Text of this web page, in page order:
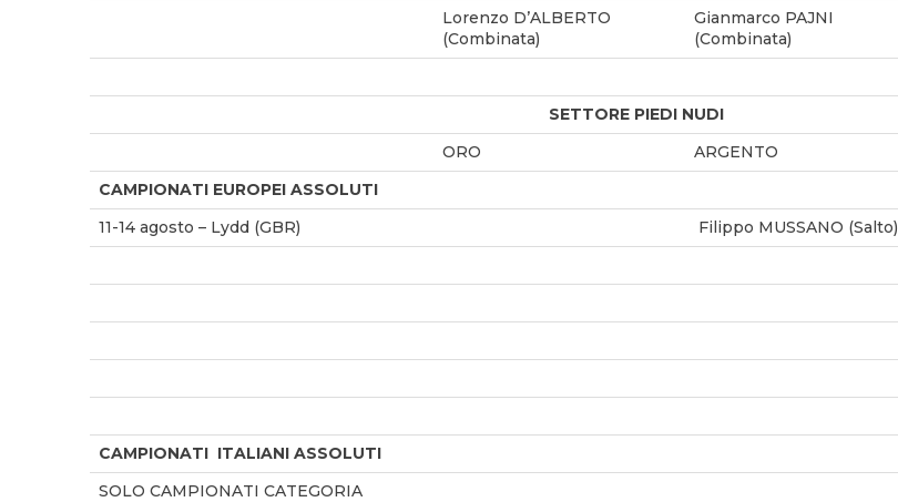
Lorenzo D’ALBERTO
(Combinata)
Gianmarco PAJNI
(Combinata)
SETTORE PIEDI NUDI
ORO
ARGENTO
CAMPIONATI EUROPEI ASSOLUTI
11-14 agosto – Lydd (GBR)
Filippo MUSSANO (Salto)
CAMPIONATI ITALIANI ASSOLUTI
SOLO CAMPIONATI CATEGORIA